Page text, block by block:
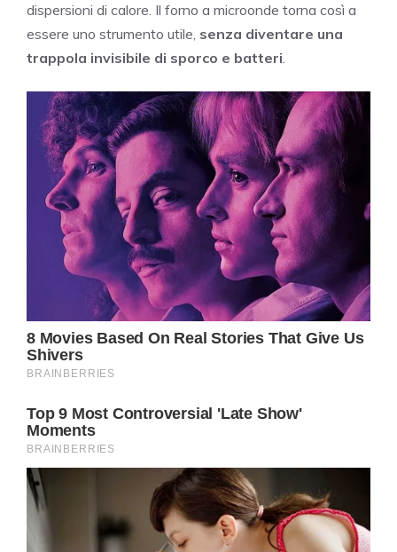
dispersioni di calore. Il forno a microonde torna così a
essere uno strumento utile, senza diventare una
trappola invisibile di sporco e batteri.